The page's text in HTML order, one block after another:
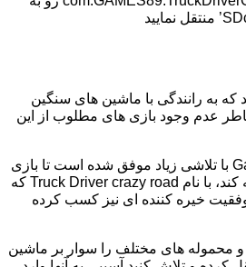
که به رانندگی با ماشین های سنگین
عدم وجود بازی های مطلوب از این
اما شرکت سازی Games89 با تلاشی زیاد موفق شده است تا بازی
با کیفیتی در این زمینه ارائه کند، با نام Truck Driver crazy road که
خیره کننده ای نیز کسب کرده
و محموله های مختلف را سوار بر ماشین